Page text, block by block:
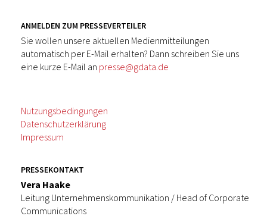
ANMELDEN ZUM PRESSEVERTEILER
Sie wollen unsere aktuellen Medienmitteilungen
automatisch per E-Mail erhalten? Dann schreiben Sie uns
eine kurze E-Mail an presse@gdata.de
Nutzungsbedingungen
Datenschutzerklärung
Impressum
PRESSEKONTAKT
Vera Haake
Leitung Unternehmenskommunikation / Head of Corporate
Communications